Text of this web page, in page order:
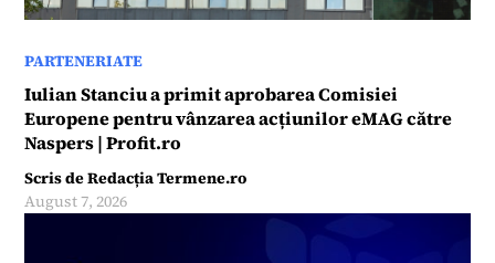
PARTENERIATE
Iulian Stanciu a primit aprobarea Comisiei
Europene pentru vânzarea acțiunilor eMAG către
Naspers | Profit.ro
Scris deRedacția Termene.ro
August 7, 2026